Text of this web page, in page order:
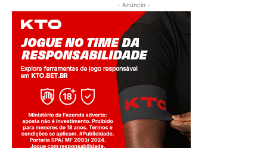
- Anúncio -